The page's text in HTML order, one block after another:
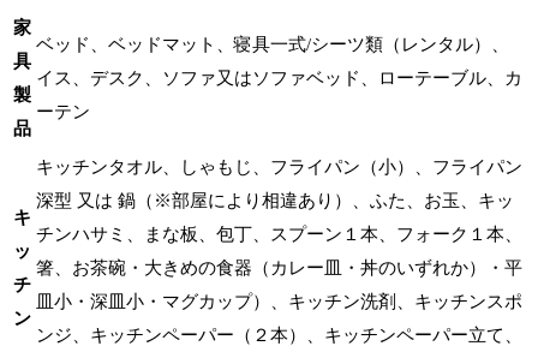
家
具
製
品
ベッド、ベッドマット、寝具一式/シーツ類（レンタル）、
イス、デスク、ソファ又はソファベッド、ローテーブル、カ
ーテン
キ
ッ
チ
ン
キッチンタオル、しゃもじ、フライパン（小）、フライパン
深型 又は 鍋（※部屋により相違あり）、ふた、お玉、キッ
チンハサミ、まな板、包丁、スプーン１本、フォーク１本、
箸、お茶碗・大きめの食器（カレー皿・丼のいずれか）・平
皿小・深皿小・マグカップ）、キッチン洗剤、キッチンスポ
ンジ、キッチンペーパー（２本）、キッチンペーパー立て、